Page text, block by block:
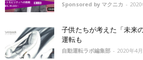
Sponsored by マクニカ -
子供たちが考えた「未来
運転も
自動運転ラボ編集部 - 2020年4